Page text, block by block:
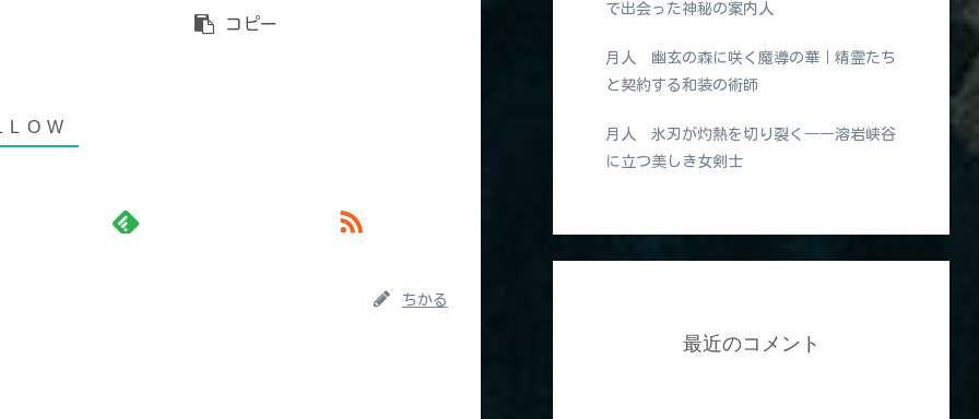
コピー
ちかる
で出会った神秘の案内人
月人 幽玄の森に咲く魔導の華｜精霊たち
と契約する和装の術師
月人 氷刃が灼熱を切り裂く――溶岩峡谷
に立つ美しき女剣士
最近のコメント